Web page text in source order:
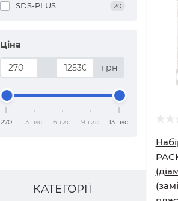
SDS-PLUS 20
Ціна
- грн
270 3 тис. 6 тис. 9 тис. 13 тис.
КАТЕГОРІЇ